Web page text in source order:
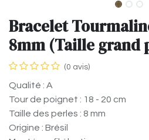
Bracelet
8mm (Taille grand
(0 avis)
Qualité : A
Tour de poignet : 18 - 20 cm
Taille des perles : 8 mm
Origine : Brésil